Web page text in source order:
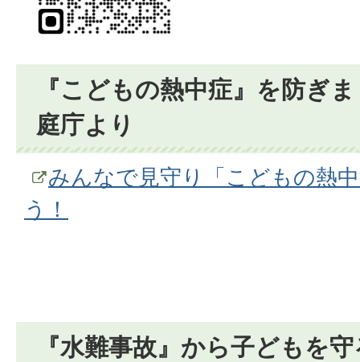
『こどもの熱中症』を防ぎ
庭庁より
みんなで見守り「こどもの熱
う！
『水難事故』から子どもを